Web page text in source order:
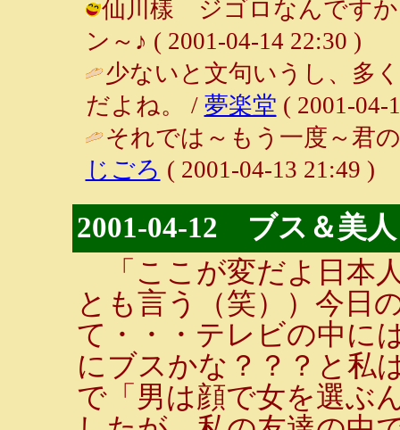
仙川樣 ジゴロなんですか
ン～♪ ( 2001-04-14 22:30 )
少ないと文句いうし、多
だよね。 / 夢楽堂 ( 2001-04-
それでは～もう一度～君
じごろ ( 2001-04-13 21:49 )
2001-04-12 ブス＆美人
「ここが変だよ日本
とも言う（笑））今日
て・・・テレビの中に
にブスかな？？？と私
で「男は顔で女を選ぶ